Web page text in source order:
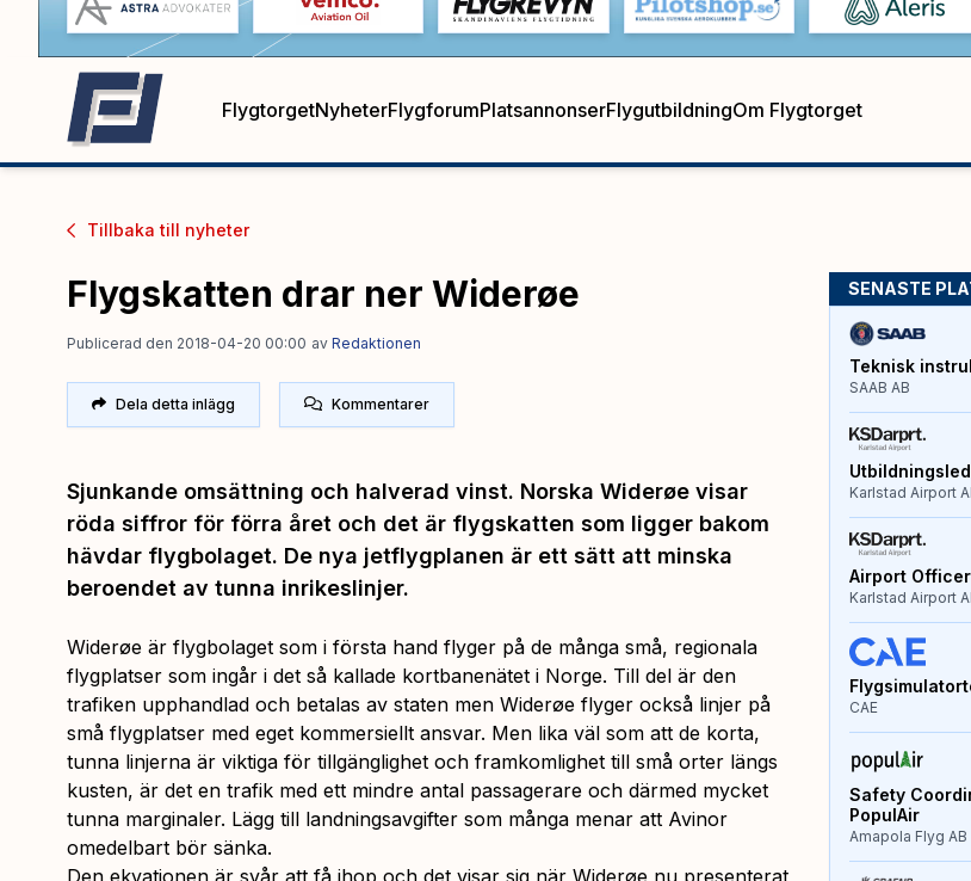
FlygtorgetNyheterFlygforumPlatsannonserFlygutbildningOm Flygtorget
Tillbaka till nyheter
Flygskatten drar ner Widerøe
Publicerad den 2018-04-20 00:00 av Redaktionen
Dela detta inlägg Kommentarer
Sjunkande omsättning och halverad vinst. Norska Widerøe visar
röda siffror för förra året och det är flygskatten som ligger bakom
hävdar flygbolaget. De nya jetflygplanen är ett sätt att minska
beroendet av tunna inrikeslinjer.
Widerøe är flygbolaget som i första hand flyger på de många små, regionala
flygplatser som ingår i det så kallade kortbanenätet i Norge. Till del är den
trafiken upphandlad och betalas av staten men Widerøe flyger också linjer på
små flygplatser med eget kommersiellt ansvar. Men lika väl som att de korta,
tunna linjerna är viktiga för tillgänglighet och framkomlighet till små orter längs
kusten, är det en trafik med ett mindre antal passagerare och därmed mycket
tunna marginaler. Lägg till landningsavgifter som många menar att Avinor
omedelbart bör sänka.
Den ekvationen är svår att få ihop och det visar sig när Widerøe nu presenterat
SENASTE
Teknisk
SAAB AB
Karlstad Airport
Airport Officer
Karlstad Airport
CAE
Safety
PopulAir
Amapola Flyg AB